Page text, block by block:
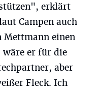
erklärt
Campen auch
Mettmann einen
wäre er für die
aber
Fleck. Ich